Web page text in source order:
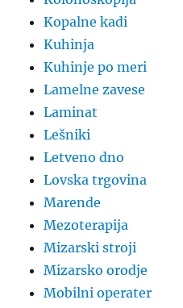
Kopalne kadi
Kuhinja
Kuhinje po meri
Lamelne zavese
Laminat
Lešniki
Letveno dno
Lovska trgovina
Marende
Mezoterapija
Mizarski stroji
Mizarsko orodje
Mobilni operater